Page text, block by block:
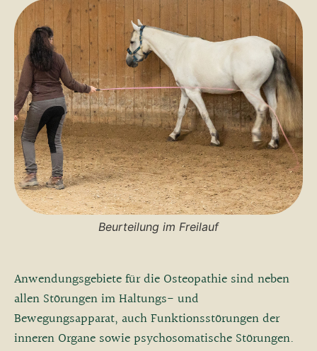
Beurteilung im Freilauf
Anwendungsgebiete für die Osteopathie sind neben
allen Störungen im Haltungs- und
Bewegungsapparat, auch Funktionsstörungen der
inneren Organe sowie psychosomatische Störungen.